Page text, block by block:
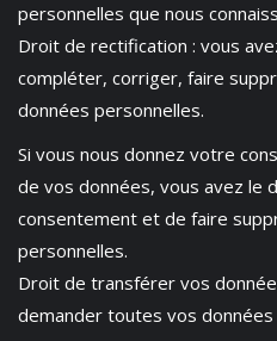
personnelles que nous
Droit de rectification : vous
compléter, corriger, faire
données personnelles.
Si vous nous donnez votre
de vos données, vous avez le
consentement et de faire
personnelles.
Droit de transférer vos
demander toutes vos